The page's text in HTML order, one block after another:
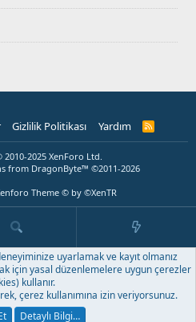
Gizlilik Politikası Yardım
R
2010-2025 XenForo Ltd.
from DragonByte™ ©2011-2026
Theme © by ©XenTR
uyarlamak ve kayıt olmanız
için yasal düzenlemelere uygun çerezler
kullanır.
çerez kullanımına izin veriyorsunuz.
Detaylı Bilgi…